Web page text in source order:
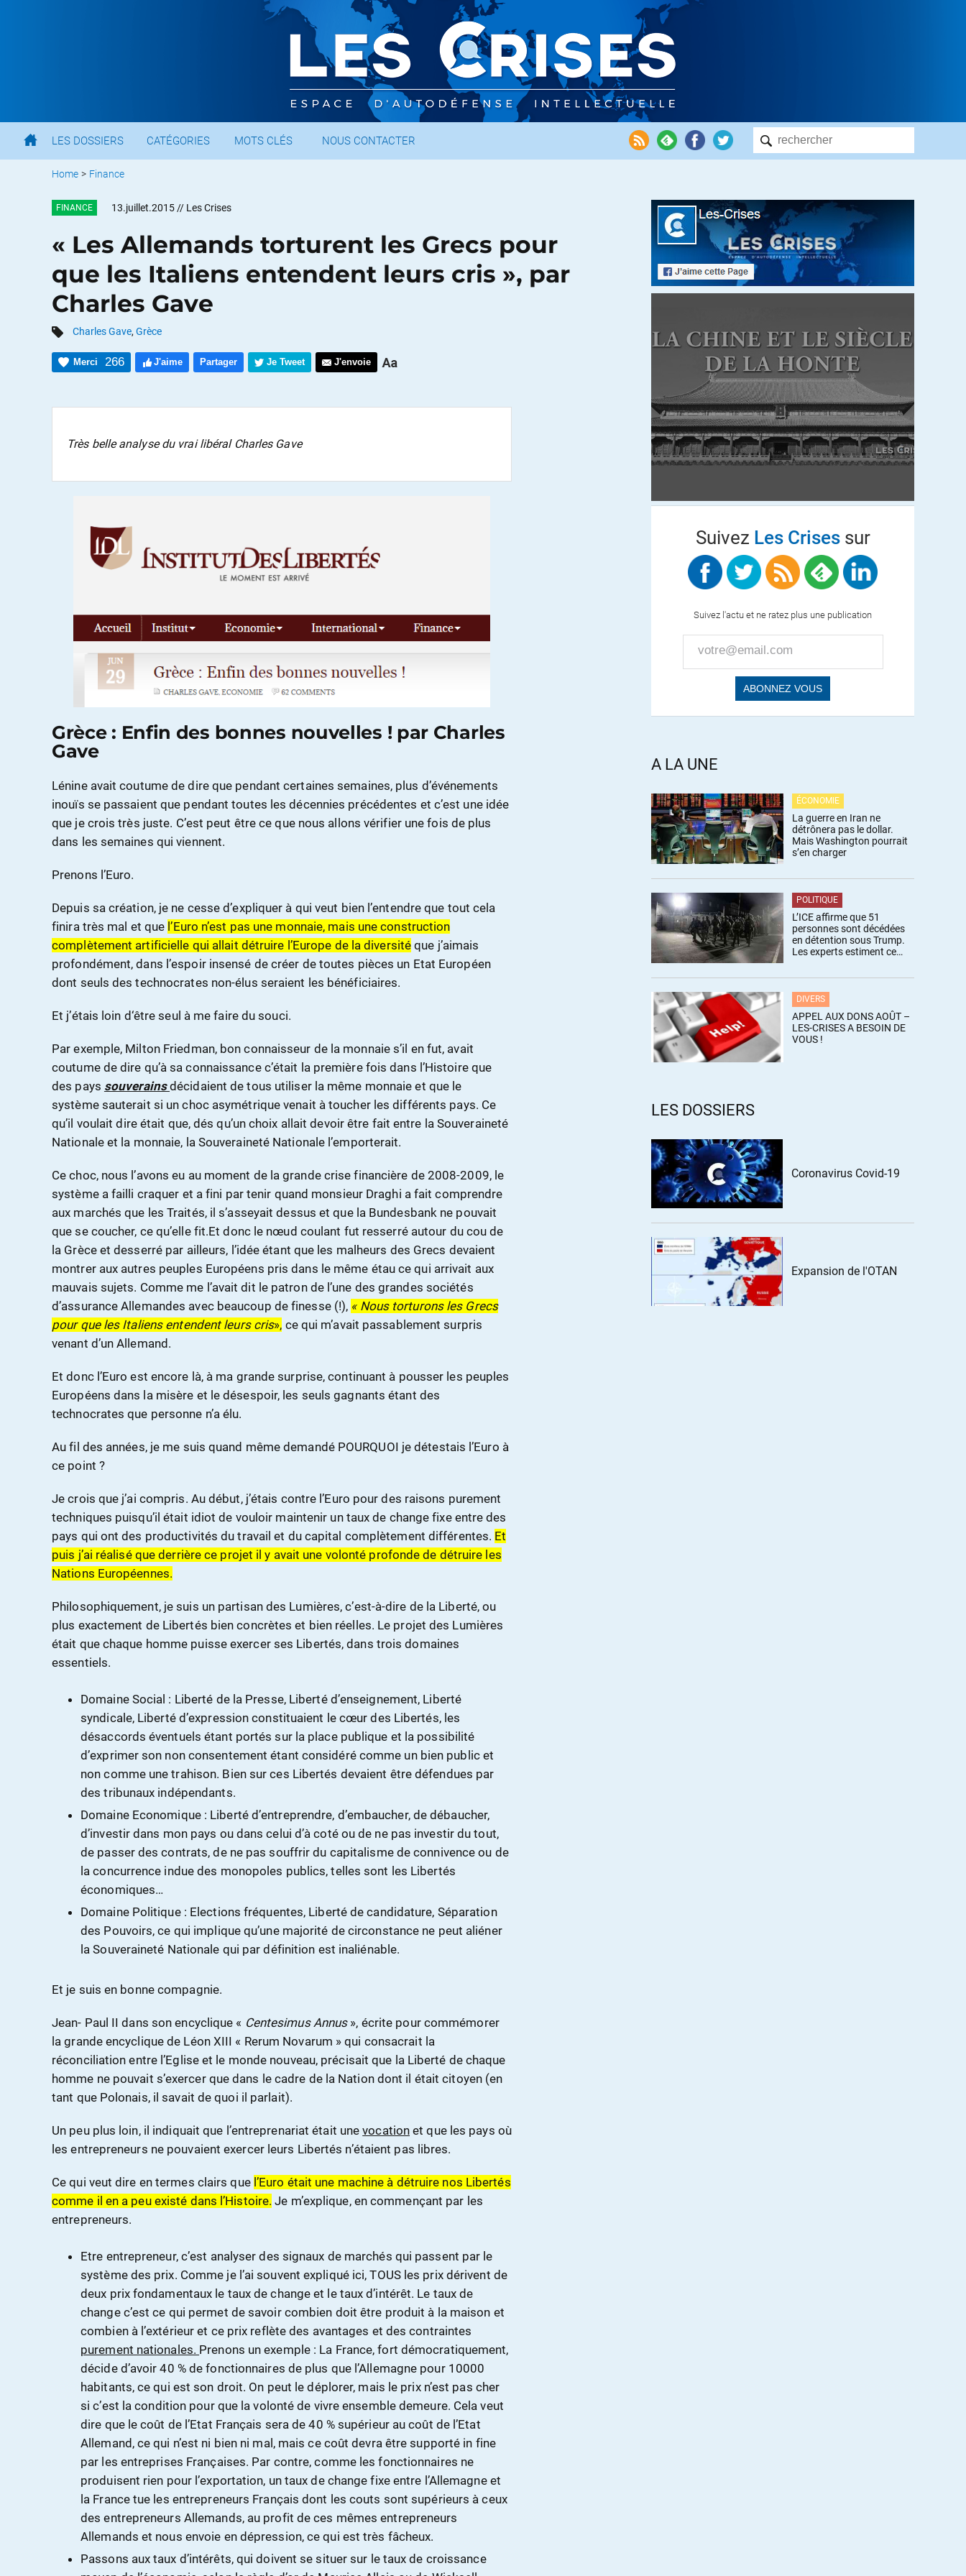
LES DOSSIERS CATÉGORIES MOTS CLÉS NOUS CONTACTER
Home > Finance
FINANCE 13.juillet.2015 // Les Crises
« Les Allemands torturent les Grecs pour
que les Italiens entendent leurs cris », par
Charles Gave
Charles Gave, Grèce
Merci 266 J'aime Partager Je Tweet J'envoie
Très belle analyse du vrai libéral Charles Gave
Grèce : Enfin des bonnes nouvelles ! par Charles
Gave
Lénine avait coutume de dire que pendant certaines semaines, plus d’événements
inouïs se passaient que pendant toutes les décennies précédentes et c’est une idée
que je crois très juste. C’est peut être ce que nous allons vérifier une fois de plus
dans les semaines qui viennent.
Prenons l’Euro.
Depuis sa création, je ne cesse d’expliquer à qui veut bien l’entendre que tout cela
finira très mal et que l’Euro n’est pas une monnaie, mais une construction
complètement artificielle qui allait détruire l’Europe de la diversité que j’aimais
profondément, dans l’espoir insensé de créer de toutes pièces un Etat Européen
dont seuls des technocrates non-élus seraient les bénéficiaires.
Et j’étais loin d‘être seul à me faire du souci.
Par exemple, Milton Friedman, bon connaisseur de la monnaie s’il en fut, avait
coutume de dire qu’à sa connaissance c’était la première fois dans l’Histoire que
des pays souverainsdécidaient de tous utiliser la même monnaie et que le
système sauterait si un choc asymétrique venait à toucher les différents pays. Ce
qu’il voulait dire était que, dés qu’un choix allait devoir être fait entre la Souveraineté
Nationale et la monnaie, la Souveraineté Nationale l’emporterait.
Ce choc, nous l’avons eu au moment de la grande crise financière de 2008-2009, le
système a failli craquer et a fini par tenir quand monsieur Draghi a fait comprendre
aux marchés que les Traités, il s’asseyait dessus et que la Bundesbank ne pouvait
que se coucher, ce qu’elle fit.Et donc le nœud coulant fut resserré autour du cou de
la Grèce et desserré par ailleurs, l’idée étant que les malheurs des Grecs devaient
montrer aux autres peuples Européens pris dans le même étau ce qui arrivait aux
mauvais sujets. Comme me l’avait dit le patron de l’une des grandes sociétés
d’assurance Allemandes avec beaucoup de finesse (!), « Nous torturons les Grecs
pour que les Italiens entendent leurs cris», ce qui m’avait passablement surpris
venant d’un Allemand.
Et donc l’Euro est encore là, à ma grande surprise, continuant à pousser les peuples
Européens dans la misère et le désespoir, les seuls gagnants étant des
technocrates que personne n’a élu.
Au fil des années, je me suis quand même demandé POURQUOI je détestais l’Euro à
ce point ?
Je crois que j’ai compris. Au début, j’étais contre l’Euro pour des raisons purement
techniques puisqu’il était idiot de vouloir maintenir un taux de change fixe entre des
pays qui ont des productivités du travail et du capital complètement différentes. Et
puis j’ai réalisé que derrière ce projet il y avait une volonté profonde de détruire les
Nations Européennes.
Philosophiquement, je suis un partisan des Lumières, c’est-à-dire de la Liberté, ou
plus exactement de Libertés bien concrètes et bien réelles. Le projet des Lumières
était que chaque homme puisse exercer ses Libertés, dans trois domaines
essentiels.
Domaine Social : Liberté de la Presse, Liberté d’enseignement, Liberté
syndicale, Liberté d’expression constituaient le cœur des Libertés, les
désaccords éventuels étant portés sur la place publique et la possibilité
d’exprimer son non consentement étant considéré comme un bien public et
non comme une trahison. Bien sur ces Libertés devaient être défendues par
des tribunaux indépendants.
Domaine Economique : Liberté d’entreprendre, d’embaucher, de débaucher,
d’investir dans mon pays ou dans celui d’à coté ou de ne pas investir du tout,
de passer des contrats, de ne pas souffrir du capitalisme de connivence ou de
la concurrence indue des monopoles publics, telles sont les Libertés
économiques…
Domaine Politique : Elections fréquentes, Liberté de candidature, Séparation
des Pouvoirs, ce qui implique qu’une majorité de circonstance ne peut aliéner
la Souveraineté Nationale qui par définition est inaliénable.
Et je suis en bonne compagnie.
Jean- Paul II dans son encyclique « Centesimus Annus», écrite pour commémorer
la grande encyclique de Léon XIII « Rerum Novarum » qui consacrait la
réconciliation entre l’Eglise et le monde nouveau, précisait que la Liberté de chaque
homme ne pouvait s’exercer que dans le cadre de la Nation dont il était citoyen (en
tant que Polonais, il savait de quoi il parlait).
Un peu plus loin, il indiquait que l’entreprenariat était unevocation et que les pays où
les entrepreneurs ne pouvaient exercer leurs Libertés n’étaient pas libres.
Ce qui veut dire en termes clairs que l’Euro était une machine à détruire nos Libertés
comme il en a peu existé dans l’Histoire. Je m’explique, en commençant par les
entrepreneurs.
Etre entrepreneur, c’est analyser des signaux de marchés qui passent par le
système des prix. Comme je l’ai souvent expliqué ici, TOUS les prix dérivent de
deux prix fondamentaux le taux de change et le taux d’intérêt. Le taux de
change c’est ce qui permet de savoir combien doit être produit à la maison et
combien à l’extérieur et ce prix reflète des avantages et des contraintes
purement nationales. Prenons un exemple : La France, fort démocratiquement,
décide d’avoir 40 % de fonctionnaires de plus que l’Allemagne pour 10000
habitants, ce qui est son droit. On peut le déplorer, mais le prix n’est pas cher
si c’est la condition pour que la volonté de vivre ensemble demeure. Cela veut
dire que le coût de l’Etat Français sera de 40 % supérieur au coût de l’Etat
Allemand, ce qui n’est ni bien ni mal, mais ce coût devra être supporté in fine
par les entreprises Françaises. Par contre, comme les fonctionnaires ne
produisent rien pour l’exportation, un taux de change fixe entre l’Allemagne et
la France tue les entrepreneurs Français dont les couts sont supérieurs à ceux
des entrepreneurs Allemands, au profit de ces mêmes entrepreneurs
Allemands et nous envoie en dépression, ce qui est très fâcheux.
Passons aux taux d’intérêts, qui doivent se situer sur le taux de croissance
Suivez Les Crisessur
Suivez l'actu et ne ratez plus une publication
A LA UNE
ÉCONOMIE
La guerre en Iran ne
détrônera pas le dollar.
Mais Washington pourrait
s’en charger
POLITIQUE
L’ICE affirme que 51
personnes sont décédées
en détention sous Trump.
Les experts estiment ce
DIVERS
APPEL AUX DONS AOÛT –
LES-CRISES A BESOIN DE
VOUS !
LES DOSSIERS
Coronavirus Covid-19
Expansion de l'OTAN